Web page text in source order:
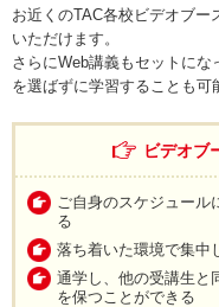
お近くのTAC各校ビデオブ
いただけます。
さらにWeb講義もセットに
を選ばずに学習することも可
ビデオブ
ご自身のスケジュール
る
落ち着いた環境で集中
通学し、他の受講生と
を保つことができる